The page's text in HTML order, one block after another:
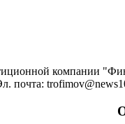
компании
почта: